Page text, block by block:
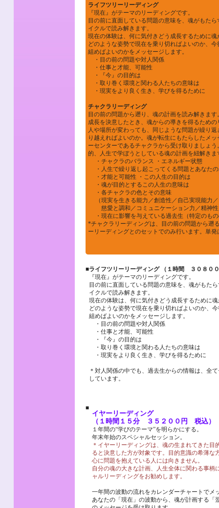
ライフツリーリーディング
『現在』がテーマのリーディングです。
目の前に直面している問題の意味を、魂がもた
イクルで読み解きます。
現在の体験は、何に気付きどう成長するために
どのような姿勢で現在を乗り切ればよいのか、
組めばよいのかをメッセージします。
・目の前の問題や対人関係
・仕事と才能、可能性
・『今』の目的は
・取り巻く環境と関わる人たちの意味は
・現実をより良く生き、学びを得るために
チャクラリーディング
目の前の問題から遡り、魂の計画を読み解きます
成長を決意したとき、魂からの導きを得るため
人や場所が変わっても、同じような問題が繰り
り越えればよいのか。魂が転生にもたらしたメ
ーセンターであるチャクラから受け取りましょ
的、人生で学ぼうとしている魂の計画を紐解きま
・チャクラのバランス ・エネルギー状態
・人生で繰り返し起こってくる問題とあなた
・才能と可能性 ・この人生の目的は
・魂が目的とするこの人生の意味は
・各チャクラの色とその意味
（現実を生きる能力／創造性／自己実現能力／
慈愛と調和／コミュニケーション力／精神性
・現在に影響を与えている過去生（特定のも
*チャクラリーディングは、目の前の問題から遡
ーリーディングとのセットでのみ行います。単発
■ライフツリーリーディング （１時間 ３０８０
『現在』がテーマのリーディングです。
目の前に直面している問題の意味を、魂がもた
イクルで読み解きます。
現在の体験は、何に気付きどう成長するために
どのような姿勢で現在を乗り切ればよいのか、
組めばよいのかをメッセージします。
・目の前の問題や対人関係
・仕事と才能、可能性
・『今』の目的は
・取り巻く環境と関わる人たちの意味は
・現実をより良く生き、学びを得るために
＊対人関係の中でも、過去生からの情報は、全
しています。
■
イヤーリーディング
（１時間１５分 ３５２００円 税込）
１年間の“学びのテーマ”を明らかにする。
年末年始のスペシャルセッション。
＊イヤーリーディングは、魂の生まれてきた目
ると決意した方が対象です。目的意識の希薄な
心に問題を抱えている人には向きません。
自分の魂の大きな計画、人生全体に関わる事柄
ャルリーディングをお勧めします。
一年間の波動の流れをカレンダーチャートでメ
あなたの「現在」の波動から、魂が計画する「